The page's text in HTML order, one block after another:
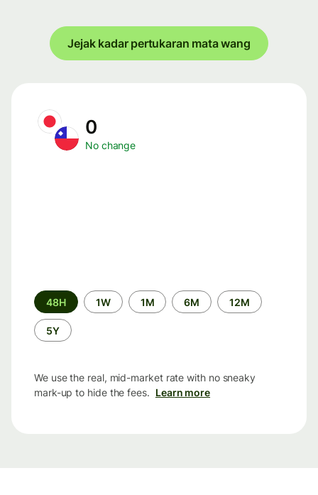
Jejak kadar pertukaran mata wang
0
No change
Time
period
48H 1W 1M 6M 12M
5Y
We use the real, mid-market rate with no sneaky
mark-up to hide the fees. Learn more